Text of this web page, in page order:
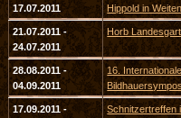
17.07.2011
Hippold in
21.07.2011 -
24.07.2011
Horb
28.08.2011 -
04.09.2011
16.
17.09.2011 -
Schnitzertreffen